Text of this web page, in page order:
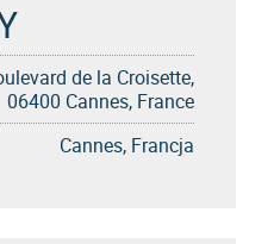
de la Croisette,
06400 Cannes, France
Cannes, Francja